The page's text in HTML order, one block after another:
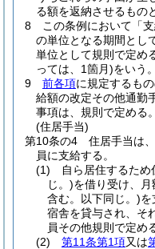
る額を返納させるもの
8
この条例において「
の単位となる期間とし
単位として規則で定め
っては、1箇月)をいう。
9
前各項に規定するも
給額の改定その他通勤
事項は、規則で定める。
(住居手当)
第10条の4
住居手当は、
員に支給する。
(1)
自ら居住するため
じ。)を借り受け、
含む。以下同じ。)
宿舎を貸与され、そ
員その他規則で定め
(2)
第11条第1項又は